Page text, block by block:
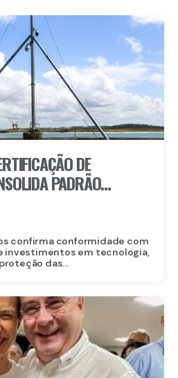
DE
PADRÃO
confirma conformidade com
investimentos em tecnologia,
das...